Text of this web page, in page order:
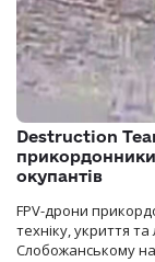
Destruction
прикордонники
окупантів
FPV-дрони
техніку, укриття
Слобожанському